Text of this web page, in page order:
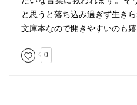
と思うと落ち込み過ぎず生きら
文庫本なので開きやすいのも嬉
0